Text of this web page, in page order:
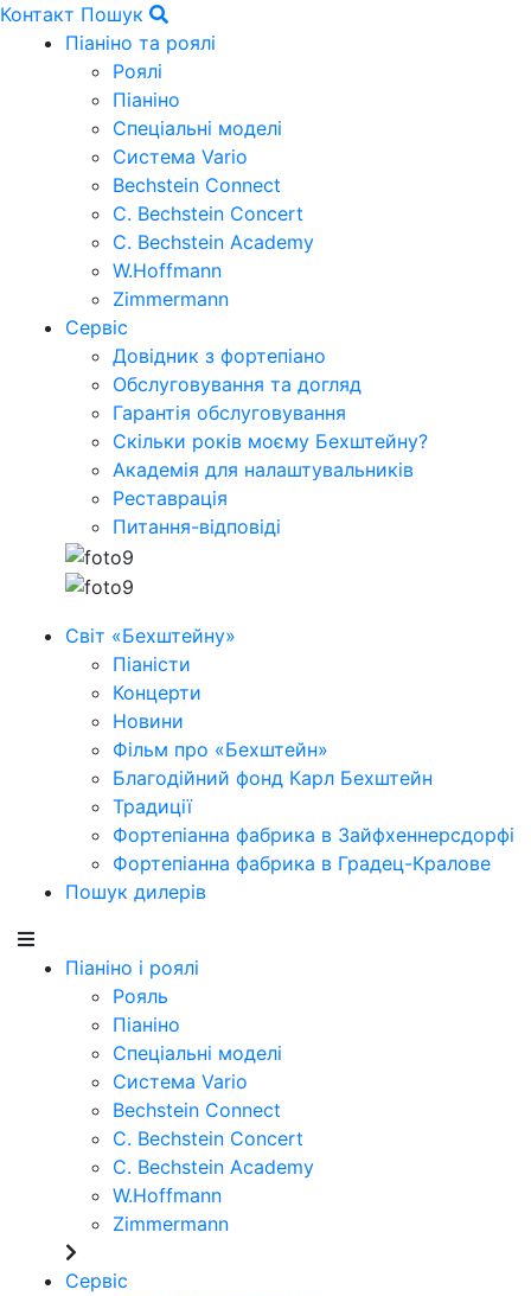
Контакт Пошук
Піаніно та роялі
Роялі
Піаніно
Спеціальні моделі
Система Vario
Bechstein Connect
C. Bechstein Concert
C. Bechstein Academy
W.Hoffmann
Zimmermann
Сервіс
Довідник з фортепіано
Обслуговування та догляд
Гарантія обслуговування
Скільки років моєму Бехштейну?
Академія для налаштувальників
Реставрація
Питання-відповіді
Світ «Бехштейну»
Піаністи
Концерти
Новини
Фільм про «Бехштейн»
Благодійний фонд Карл Бехштейн
Традиції
Фортепіанна фабрика в Зайфхеннерсдорфi
Фортепіанна фабрика в Градец-Кралове
Пошук дилерів
Піаніно і роялі
Рояль
Піаніно
Спеціальні моделі
Система Vario
Bechstein Connect
C. Bechstein Concert
C. Bechstein Academy
W.Hoffmann
Zimmermann
Сервіс